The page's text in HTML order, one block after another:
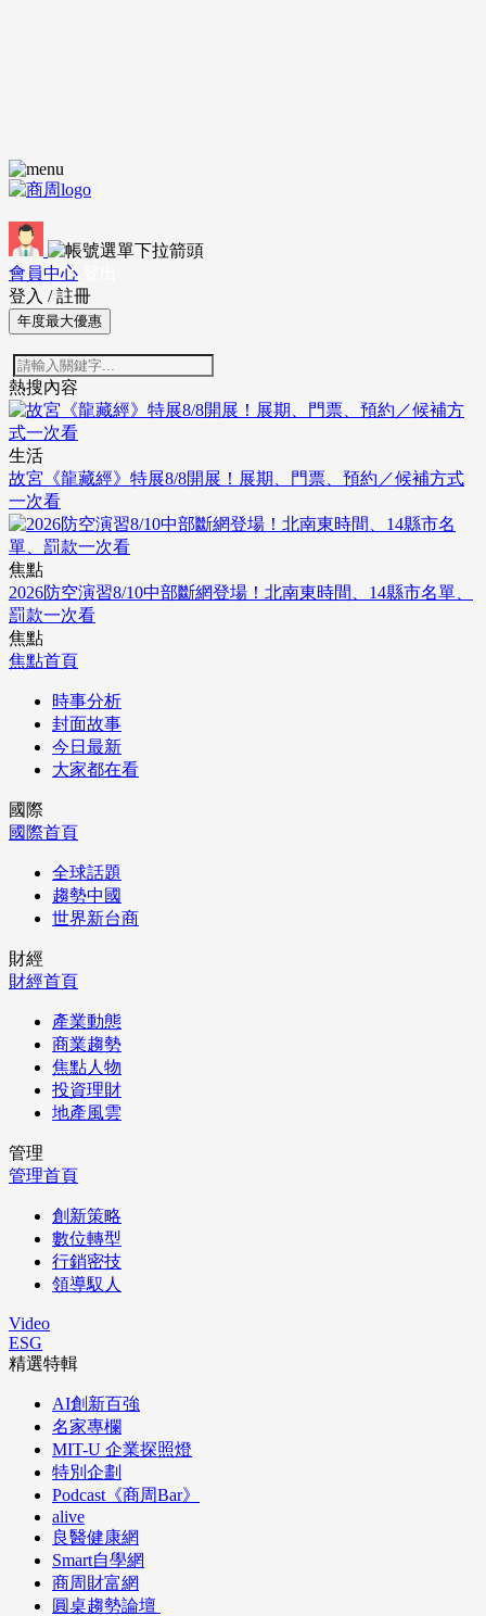
會員中心
登入 / 註冊
年度最大優惠
熱搜內容
生活
故宮《龍藏經》特展8/8開展！展期、門票、預約／候補方式
一次看
焦點
2026防空演習8/10中部斷網登場！北南東時間、14縣市名單、
罰款一次看
焦點
焦點首頁
時事分析
封面故事
今日最新
大家都在看
國際
國際首頁
全球話題
趨勢中國
世界新台商
財經
財經首頁
產業動態
商業趨勢
焦點人物
投資理財
地產風雲
管理
管理首頁
創新策略
數位轉型
行銷密技
領導馭人
Video
ESG
精選特輯
AI創新百強
名家專欄
MIT-U 企業探照燈
特別企劃
Podcast《商周Bar》
alive
良醫健康網
Smart自學網
商周財富網
圓桌趨勢論壇